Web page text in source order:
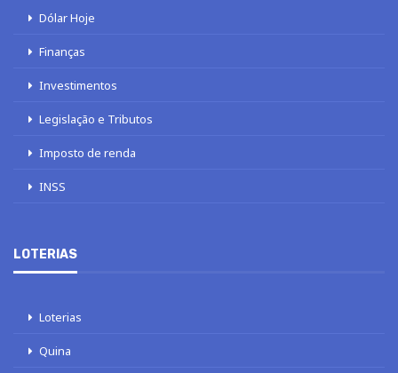
Dólar Hoje
Finanças
Investimentos
Legislação e Tributos
Imposto de renda
INSS
LOTERIAS
Loterias
Quina